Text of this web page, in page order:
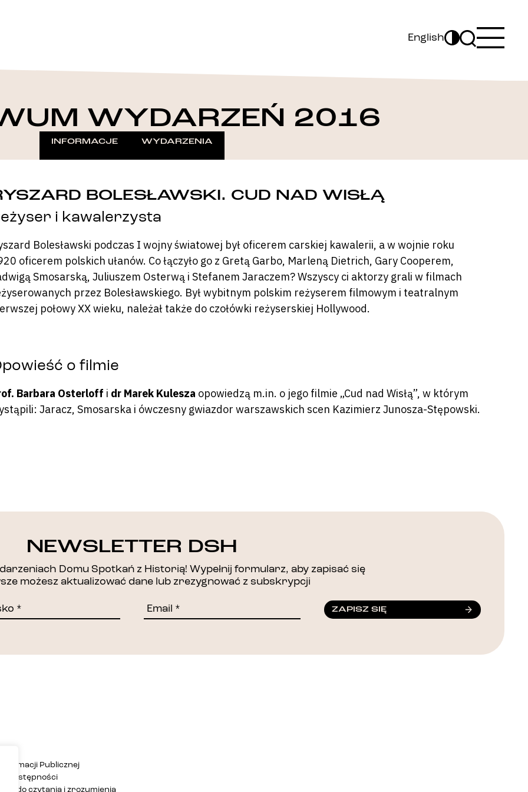
English
WYDARZEŃ 2016
INFORMACJE WYDARZENIA
BOLESŁAWSKI. CUD NAD WISŁĄ
i kawalerzysta
Bolesławski podczas I wojny światowej był oficerem carskiej kawalerii, a w wojnie roku
oficerem polskich ułanów. Co łączyło go z Gretą Garbo, Marleną Dietrich, Gary Cooperem,
Smosarską, Juliuszem Osterwą i Stefanem Jaraczem? Wszyscy ci aktorzy grali w filmach
przez Bolesławskiego. Był wybitnym polskim reżyserem filmowym i teatralnym
połowy XX wieku, należał także do czołówki reżyserskiej Hollywood.
o filmie
Barbara Osterloff i dr Marek Kulesza opowiedzą m.in. o jego filmie „Cud nad Wisłą”, w którym
Jaracz, Smosarska i ówczesny gwiazdor warszawskich scen Kazimierz Junosza-Stępowski.
DZIĘKUJEMY!
NEWSLETTER DSH
Domu Spotkań z Historią! Wypełnij formularz, aby zapisać się
możesz aktualizować dane lub zrezygnować z subskrypcji
ZAPISZ SIĘ
Publicznej
dostępności
do czytania i zrozumienia